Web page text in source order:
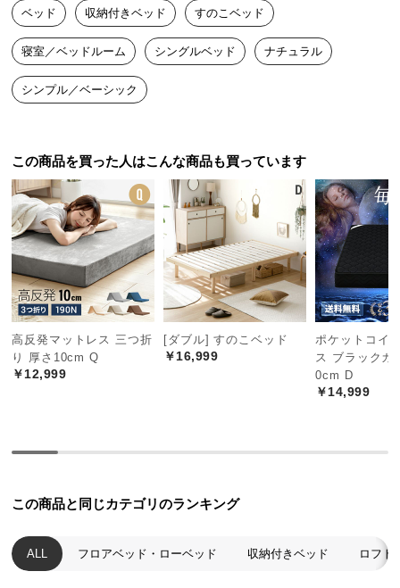
つ
い
て
開
置
サ
ー
ビ
ス
つ
い
搬
に
て
返
デザインは可愛いし機能的で気に入っています！
厚めのマットレスを引いたのでヘッドボードがほぼなくなるの
で、そこだけ注意です！（個人的には特に問題ないですが）
ば１時間もかからないと思います。
ベッド 収納付きベッド すのこベッド
寝室／ベッドルーム シングルベッド ナチュラル
シンプル／ベーシック
この商品を買った人はこんな商品も買っています
高反発マットレス 三つ折
り 厚さ10cm Q
￥12,999
[ダブル] すのこベッド
￥16,999
ポケットコイ
ス ブラックカ
0cm D
￥14,999
この商品と同じカテゴリのランキング
ALL フロアベッド・ローベッド 収納付きベッド ロフト